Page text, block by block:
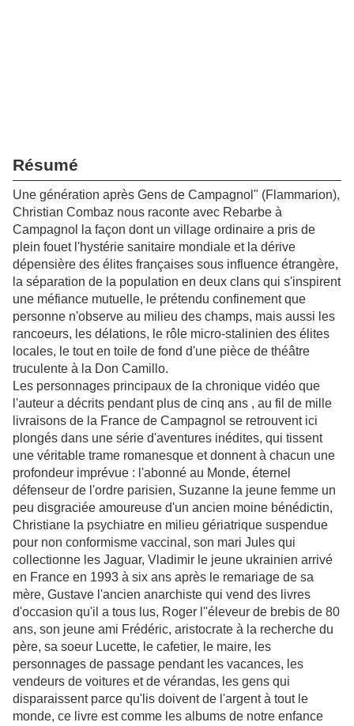
Résumé
Une génération après Gens de Campagnol" (Flammarion),
Christian Combaz nous raconte avec Rebarbe à
Campagnol la façon dont un village ordinaire a pris de
plein fouet l'hystérie sanitaire mondiale et la dérive
dépensière des élites françaises sous influence étrangère,
la séparation de la population en deux clans qui s'inspirent
une méfiance mutuelle, le prétendu confinement que
personne n'observe au milieu des champs, mais aussi les
rancoeurs, les délations, le rôle micro-stalinien des élites
locales, le tout en toile de fond d'une pièce de théâtre
truculente à la Don Camillo.
Les personnages principaux de la chronique vidéo que
l'auteur a décrits pendant plus de cinq ans , au fil de mille
livraisons de la France de Campagnol se retrouvent ici
plongés dans une série d'aventures inédites, qui tissent
une véritable trame romanesque et donnent à chacun une
profondeur imprévue : l'abonné au Monde, éternel
défenseur de l'ordre parisien, Suzanne la jeune femme un
peu disgraciée amoureuse d'un ancien moine bénédictin,
Christiane la psychiatre en milieu gériatrique suspendue
pour non conformisme vaccinal, son mari Jules qui
collectionne les Jaguar, Vladimir le jeune ukrainien arrivé
en France en 1993 à six ans après le remariage de sa
mère, Gustave l'ancien anarchiste qui vend des livres
d'occasion qu'il a tous lus, Roger l''éleveur de brebis de 80
ans, son jeune ami Frédéric, aristocrate à la recherche du
père, sa soeur Lucette, le cafetier, le maire, les
personnages de passage pendant les vacances, les
vendeurs de voitures et de vérandas, les gens qui
disparaissent parce qu'lis doivent de l'argent à tout le
monde, ce livre est comme les albums de notre enfance